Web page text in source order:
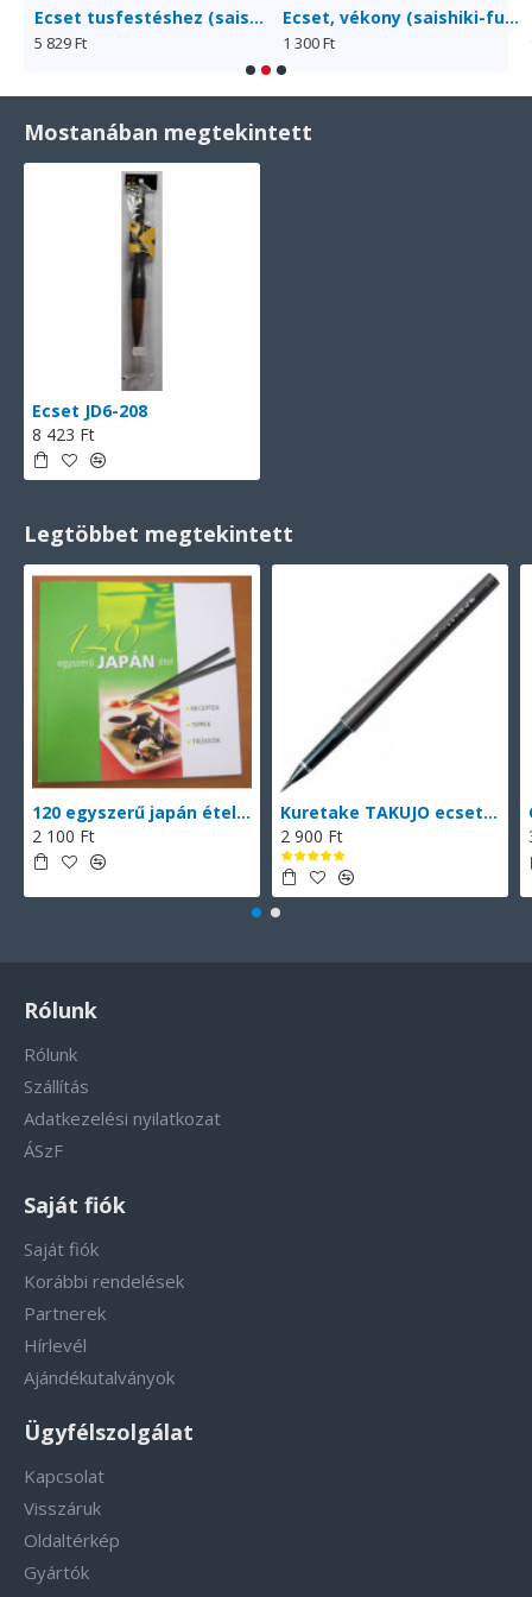
Ecset tusfestéshez (saishiki-fude) JG331-407
5 829 Ft
Ecset, vékony (saishiki-fude) JG201-101
1 300 Ft
Mostanában megtekintett
Ecset JD6-208
8 423 Ft
Legtöbbet megtekintett
120 egyszerű japán étel (magyarul)
2 100 Ft
Kuretake TAKUJO ecsettoll No. 8 (DP150-8B), vékony hegyű ecsettoll, fekete tinta, 2 db cserélhető patronnal
2 900 Ft
Rólunk
Rólunk
Szállítás
Adatkezelési nyilatkozat
ÁSzF
Saját fiók
Saját fiók
Korábbi rendelések
Partnerek
Hírlevél
Ajándékutalványok
Ügyfélszolgálat
Kapcsolat
Visszáruk
Oldaltérkép
Gyártók